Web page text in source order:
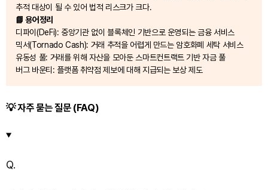
추적 대상이 될 수 있어 법적 리스크가 크다.
📘 용어정리
디파이(DeFi): 중앙기관 없이 블록체인 기반으로 운영되는 금융 서비스
믹서(Tornado Cash): 거래 추적을 어렵게 만드는 암호화폐 세탁 서비스
유동성 풀: 거래를 위해 자산을 모아둔 스마트컨트랙트 기반 자금 풀
버그 바운티: 플랫폼 취약점 제보에 대해 지급되는 보상 제도
💡 자주 묻는 질문 (FAQ)
Q.